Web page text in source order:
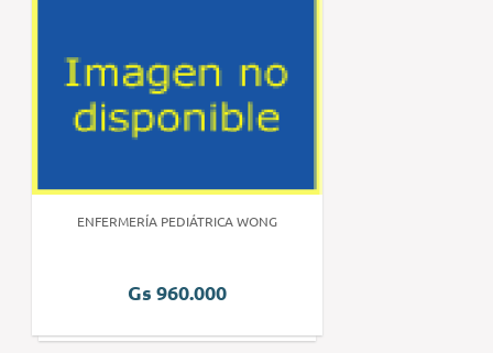
ENFERMERÍA PEDIÁTRICA WONG
Gs 960.000